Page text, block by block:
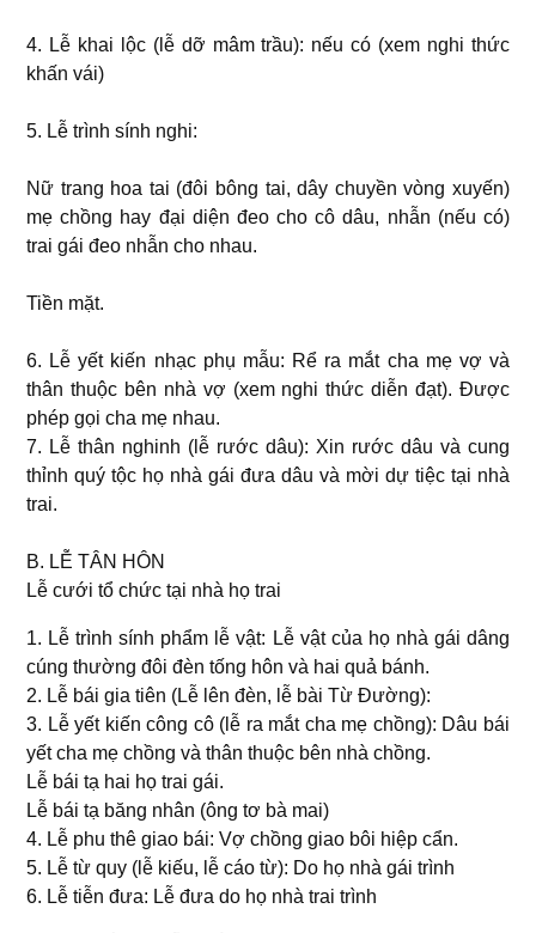
4. Lễ khai lộc (lễ dỡ mâm trầu): nếu có (xem nghi thức
khấn vái)
5. Lễ trình sính nghi:
Nữ trang hoa tai (đôi bông tai, dây chuyền vòng xuyến)
mẹ chồng hay đại diện đeo cho cô dâu, nhẫn (nếu có)
trai gái đeo nhẫn cho nhau.
Tiền mặt.
6. Lễ yết kiến nhạc phụ mẫu: Rể ra mắt cha mẹ vợ và
thân thuộc bên nhà vợ (xem nghi thức diễn đạt). Ðược
phép gọi cha mẹ nhau.
7. Lễ thân nghinh (lễ rước dâu): Xin rước dâu và cung
thỉnh quý tộc họ nhà gái đưa dâu và mời dự tiệc tại nhà
trai.
B. LỄ TÂN HÔN
Lễ cưới tổ chức tại nhà họ trai
1. Lễ trình sính phẩm lễ vật: Lễ vật của họ nhà gái dâng
cúng thường đôi đèn tống hôn và hai quả bánh.
2. Lễ bái gia tiên (Lễ lên đèn, lễ bài Từ Ðường):
3. Lễ yết kiến công cô (lễ ra mắt cha mẹ chồng): Dâu bái
yết cha mẹ chồng và thân thuộc bên nhà chồng.
Lễ bái tạ hai họ trai gái.
Lễ bái tạ băng nhân (ông tơ bà mai)
4. Lễ phu thê giao bái: Vợ chồng giao bôi hiệp cẩn.
5. Lễ từ quy (lễ kiếu, lễ cáo từ): Do họ nhà gái trình
6. Lễ tiễn đưa: Lễ đưa do họ nhà trai trình